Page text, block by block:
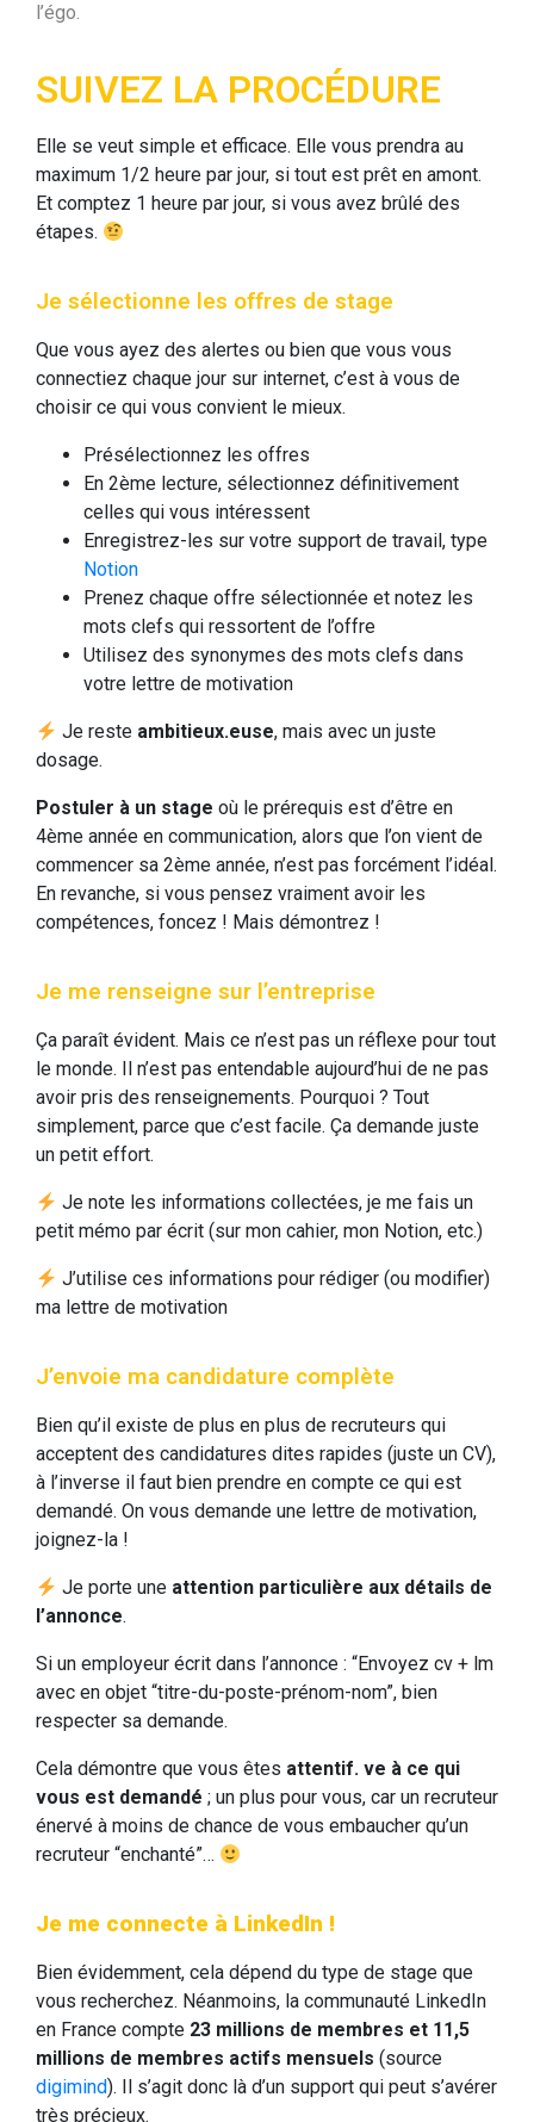
l’égo.
SUIVEZ LA PROCÉDURE
Elle se veut simple et efficace. Elle vous prendra au
maximum 1/2 heure par jour, si tout est prêt en amont.
Et comptez 1 heure par jour, si vous avez brûlé des
étapes.
Je sélectionne les offres de stage
Que vous ayez des alertes ou bien que vous vous
connectiez chaque jour sur internet, c’est à vous de
choisir ce qui vous convient le mieux.
Présélectionnez les offres
En 2ème lecture, sélectionnez définitivement
celles qui vous intéressent
Enregistrez-les sur votre support de travail, type
Notion
Prenez chaque offre sélectionnée et notez les
mots clefs qui ressortent de l’offre
Utilisez des synonymes des mots clefs dans
votre lettre de motivation
Je reste ambitieux.euse, mais avec un juste
dosage.
Postuler à un stage où le prérequis est d’être en
4ème année en communication, alors que l’on vient de
commencer sa 2ème année, n’est pas forcément l’idéal.
En revanche, si vous pensez vraiment avoir les
compétences, foncez ! Mais démontrez !
Je me renseigne sur l’entreprise
Ça paraît évident. Mais ce n’est pas un réflexe pour tout
le monde. Il n’est pas entendable aujourd’hui de ne pas
avoir pris des renseignements. Pourquoi ? Tout
simplement, parce que c’est facile. Ça demande juste
un petit effort.
Je note les informations collectées, je me fais un
petit mémo par écrit (sur mon cahier, mon Notion, etc.)
J’utilise ces informations pour rédiger (ou modifier)
ma lettre de motivation
J’envoie ma candidature complète
Bien qu’il existe de plus en plus de recruteurs qui
acceptent des candidatures dites rapides (juste un CV),
à l’inverse il faut bien prendre en compte ce qui est
demandé. On vous demande une lettre de motivation,
joignez-la !
Je porte une attention particulière aux détails de
l’annonce.
Si un employeur écrit dans l’annonce : “Envoyez cv + lm
avec en objet “titre-du-poste-prénom-nom”, bien
respecter sa demande.
Cela démontre que vous êtes attentif. ve à ce qui
vous est demandé ; un plus pour vous, car un recruteur
énervé à moins de chance de vous embaucher qu’un
recruteur “enchanté”…
Je me connecte à LinkedIn !
Bien évidemment, cela dépend du type de stage que
vous recherchez. Néanmoins, la communauté LinkedIn
en France compte 23 millions de membres et 11,5
millions de membres actifs mensuels (source
digimind). Il s’agit donc là d’un support qui peut s’avérer
très précieux.